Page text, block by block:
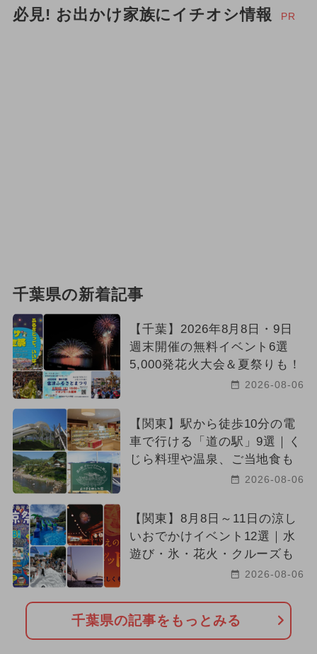
必見! お出かけ家族にイチオシ情報 PR
千葉県の新着記事
【千葉】2026年8月8日・9日
週末開催の無料イベント6選
5,000発花火大会＆夏祭りも！
2026-08-06
【関東】駅から徒歩10分の電
車で行ける「道の駅」9選｜く
じら料理や温泉、ご当地食も
2026-08-06
【関東】8月8日～11日の涼し
いおでかけイベント12選｜水
遊び・氷・花火・クルーズも
2026-08-06
千葉県の記事をもっとみる